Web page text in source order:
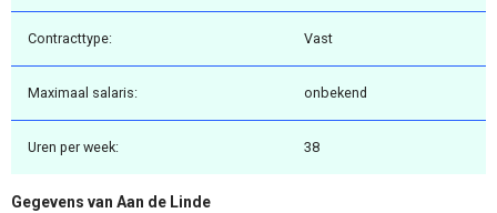
Contracttype: Vast
Maximaal salaris: onbekend
Uren per week: 38
Gegevens van Aan de Linde